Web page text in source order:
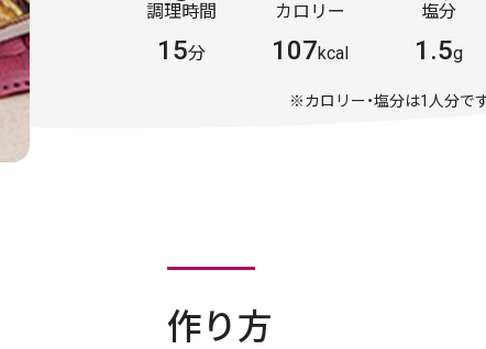
調理時間
15分
カロリー
107kcal
塩分
1.5g
※カロリー・塩分は1人分です
作り方